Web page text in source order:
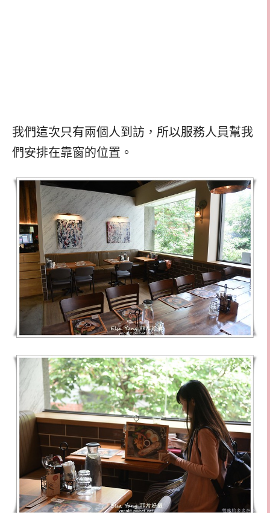
我們這次只有兩個人到訪，所以服務人員幫我
們安排在靠窗的位置。